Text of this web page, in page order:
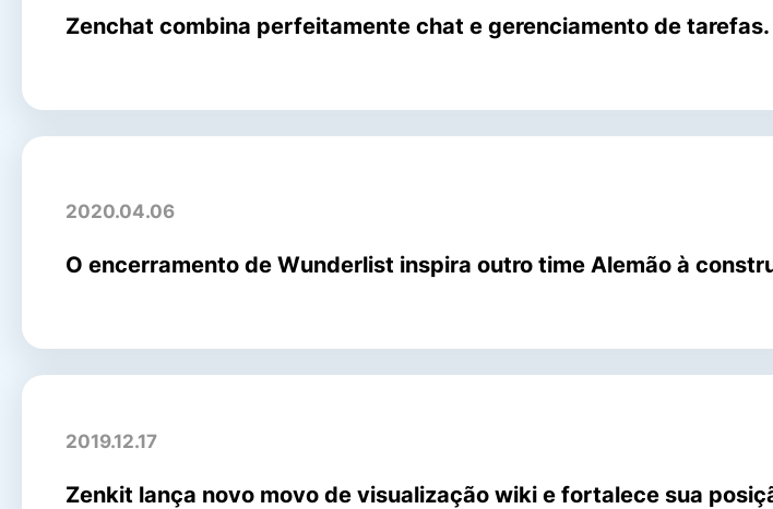
Zenchat combina perfeitamente chat e gerenciamento de tarefas.
2020.04.06
O encerramento de Wunderlist inspira outro time Alemão à
2019.12.17
Zenkit lança novo movo de visualização wiki e fortalece sua